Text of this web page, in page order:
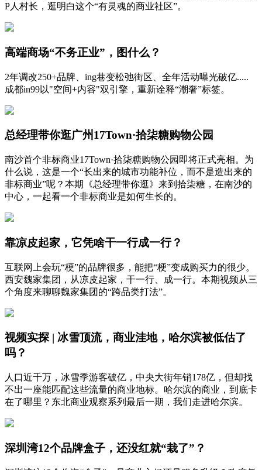
P人村长，逛明白这个“有灵魂的商业社区”。
高端商场“不务正业”，图什么？
2年调改250+品牌、ing巷变松弛街区、全年活动曝光破亿.....
成都in99以"空间+内容"双引擎，重新诠释“潮奢”标签。
总经理带你逛广州17Town·拾柒糖购物公园
南沙首个非标商业17Town·拾柒糖购物公园即将正式亮相。为
什么说，这是一个“长出来的城市功能补位，而不是造出来的
非标商业”呢？本期《总经理带你逛》来到拾柒糖，在南沙的
中心，一起看一个非标商业是如何生长的。
靠凉皮起家，它凭啥干一行成一行？
互联网上会玩“梗”的品牌很多，能把“梗”变成购买力的很少。
西安魏家集团，从凉皮起家，干一行、成一行。本期视频从三
个角度来聊聊魏家集团的“跨品类打法”。
视频实探 | 冰雪顶流，商业洼地，哈尔滨被低估了
吗？
人口近千万，冰雪季游客破亿，中央大街年销178亿，但却找
不出一座能匹配这些流量的商业地标。哈尔滨的商业，到底卡
在了哪里？东北商业观察系列最后一期，我们走进哈尔滨。
深圳湾12个品牌盒子，还没红就“栽了”？